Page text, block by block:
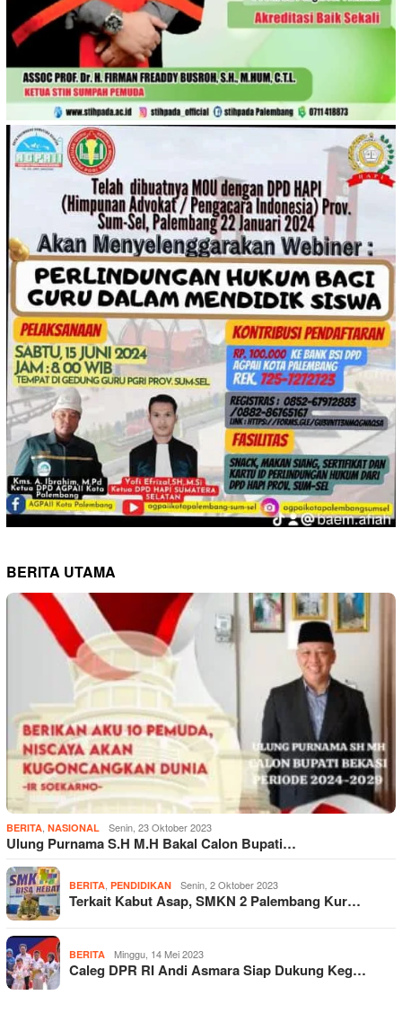
BERITA UTAMA
BERITA NASIONAL Senin, 23 Oktober 2023
Ulung Purnama S.H M.H Bakal Calon Bupati…
BERITA PENDIDIKAN Senin, 2 Oktober 2023
Terkait Kabut Asap, SMKN 2 Palembang Kur…
BERITA Minggu, 14 Mei 2023
Caleg DPR RI Andi Asmara Siap Dukung Keg…